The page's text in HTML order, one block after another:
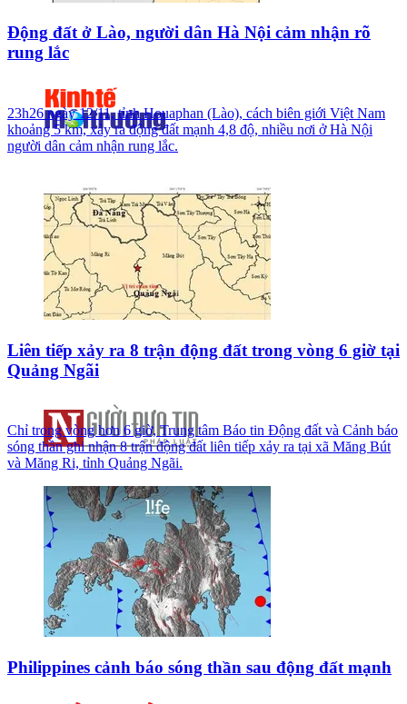
Động đất ở Lào, người dân Hà Nội cảm nhận rõ
rung lắc
23h26 ngày 12/11, tỉnh Houaphan (Lào), cách biên giới Việt Nam
khoảng 5 km, xảy ra động đất mạnh 4,8 độ, nhiều nơi ở Hà Nội
người dân cảm nhận rung lắc.
Liên tiếp xảy ra 8 trận động đất trong vòng 6 giờ tại
Quảng Ngãi
Chỉ trong vòng hơn 6 giờ, Trung tâm Báo tin Động đất và Cảnh báo
sóng thần ghi nhận 8 trận động đất liên tiếp xảy ra tại xã Măng Bút
và Măng Ri, tỉnh Quảng Ngãi.
Philippines cảnh báo sóng thần sau động đất mạnh